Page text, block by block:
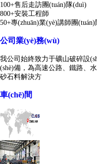
100+售后走訪團(tuán)隊(duì)
800+安裝工程師
50+專(zhuān)業(yè)講師團(tuán)
公司業(yè)務(wù)
我公司始終致力于礦山破碎設
(shè)備，為高速公路、
砂石料解決方
車(chē)間